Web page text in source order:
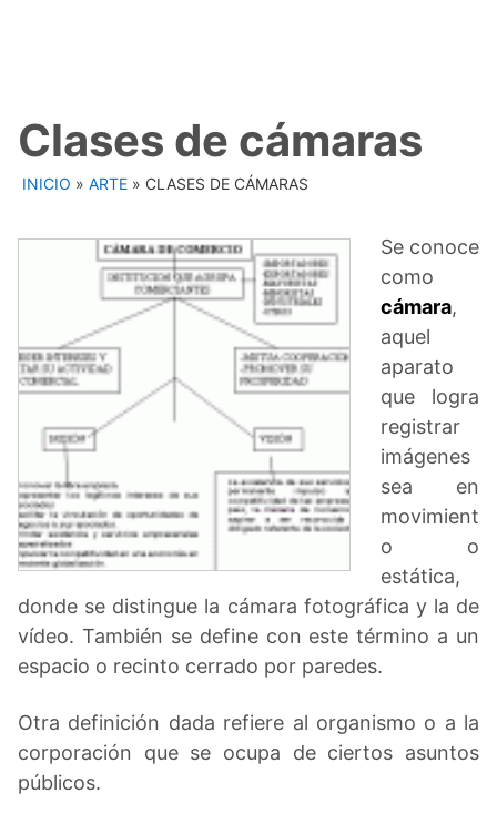
Clases de cámaras
INICIO » ARTE » CLASES DE CÁMARAS
Se conoce
como
cámara,
aquel
aparato
que logra
registrar
imágenes
sea en
movimient
o o
estática,
donde se distingue la cámara fotográfica y la de
vídeo. También se define con este término a un
espacio o recinto cerrado por paredes.
Otra definición dada refiere al organismo o a la
corporación que se ocupa de ciertos asuntos
públicos.